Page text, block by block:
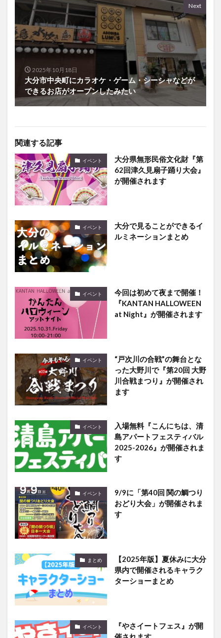
Next
2025年10月18日
大分市中央町にカラオケ・ゲーム・シーシャなどが
できるお店がオープンしたみたい
関連する記事
イベント
大分県無形民俗文化財『第
62回津久見扇子踊り大会』
が開催されます
イベント
大分で見ることができるイ
ルミネーションまとめ
イベント
今回は初めて夜まで開催！
『KANTAN HALLOWEEN
at Night』が開催されます
イベント
“戸次川の合戦”の舞台とな
った大野川で『第20回 大野
川合戦まつり』が開催され
ます
イベント
入場無料『こんにちは、清
島アパートフェスティバル
2025-2026』が開催されま
す
イベント
9/9に「第40回 関の鯛つり
おどり大会」が開催されま
す
まとめ
【2025年版】夏休みに大分
県内で開催されるキャラク
ターショーまとめ
イベント
『やさイートフェス』が開